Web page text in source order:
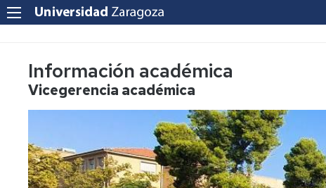
Información académica
Vicegerencia académica